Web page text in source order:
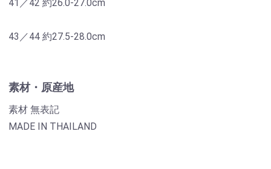
41／42 約26.0-27.0cm
43／44 約27.5-28.0cm
素材・原産地
素材 無表記
MADE IN THAILAND